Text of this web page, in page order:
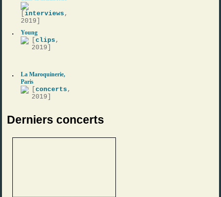
[interviews ,
2019]
Young
[clips ,
2019]
La Maroquinerie,
Paris
[concerts ,
2019]
Derniers concerts